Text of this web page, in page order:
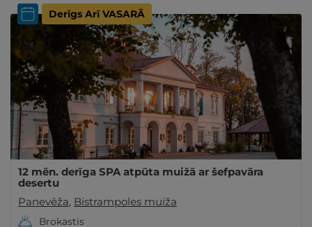
Derīgs Arī VASARĀ
12 mēn. derīga SPA atpūta muižā ar šefpavāra
desertu
Panevēža, Bistrampoles muiža
Brokastis